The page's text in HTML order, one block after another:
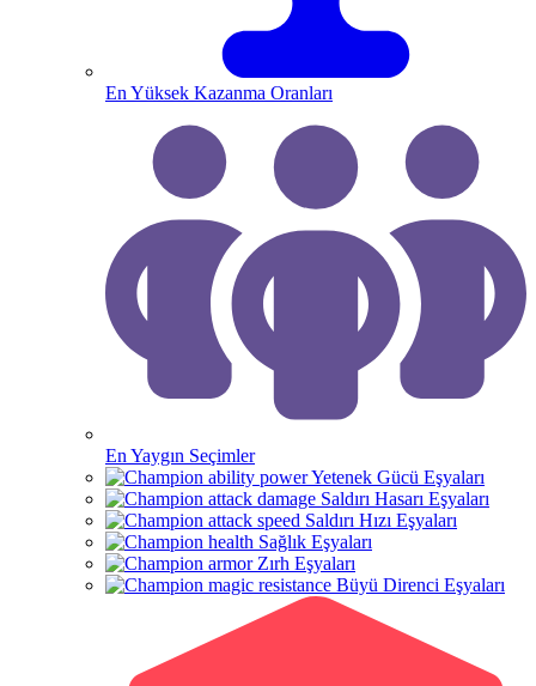
En Yüksek Kazanma Oranları
En Yaygın Seçimler
Yetenek Gücü Eşyaları
Saldırı Hasarı Eşyaları
Saldırı Hızı Eşyaları
Sağlık Eşyaları
Zırh Eşyaları
Büyü Direnci Eşyaları